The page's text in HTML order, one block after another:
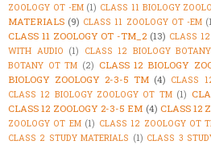
ZOOLOGY OT -EM (1) CLASS 11 BIOLOGY
MATERIALS (9) CLASS 11 ZOOLOGY OT -EM
CLASS 11 ZOOLOGY OT -TM_2 (13) CLASS
WITH AUDIO (1) CLASS 12 BIOLOGY
BOTANY OT TM (2) CLASS 12 BIOLOGY
BIOLOGY ZOOLOGY 2-3-5 TM (4) CLASS
CLASS 12 BIOLOGY ZOOLOGY OT TM (1)
CLASS 12 ZOOLOGY 2-3-5 EM (4) CLASS 12
ZOOLOGY OT EM (1) CLASS 12 ZOOLOGY OT
CLASS 2 STUDY MATERIALS (1) CLASS 3